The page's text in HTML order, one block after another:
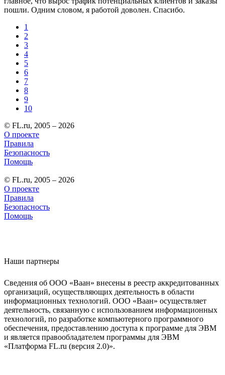
пошли. Одним словом, я работой доволен. Спасибо.
1
2
3
4
5
6
7
8
9
10
© FL.ru, 2005 – 2026
О проекте
Правила
Безопасность
Помощь
© FL.ru, 2005 – 2026
О проекте
Правила
Безопасность
Помощь
Наши партнеры
Сведения об ООО «Ваан» внесены в реестр аккредитованных
организаций, осуществляющих деятельность в области
информационных технологий. ООО «Ваан» осуществляет
деятельность, связанную с использованием информационных
технологий, по разработке компьютерного программного
обеспечения, предоставлению доступа к программе для ЭВМ
и является правообладателем программы для ЭВМ
«Платформа FL.ru (версия 2.0)».